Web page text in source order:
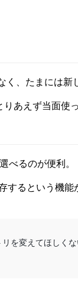
、たまには新
あえず当面使っ
べるのが便利。
するという機